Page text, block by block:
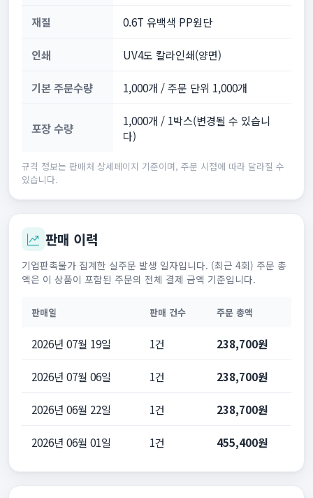
재질 0.6T 유백색 PP원단
인쇄 UV4도 칼라인쇄(양면)
기본 주문수량 1,000개 / 주문 단위 1,000개
포장 수량
1,000개 / 1박스(변경될 수 있습니
다)
규격 정보는 판매처 상세페이지 기준이며, 주문 시점에 따라 달라질 수
있습니다.
판매 이력
기업판촉물가 집계한 실주문 발생 일자입니다. (최근 4회) 주문 총
액은 이 상품이 포함된 주문의 전체 결제 금액 기준입니다.
판매일 판매 건수 주문 총액
2026년 07월 19일 1건 238,700원
2026년 07월 06일 1건 238,700원
2026년 06월 22일 1건 238,700원
2026년 06월 01일 1건 455,400원